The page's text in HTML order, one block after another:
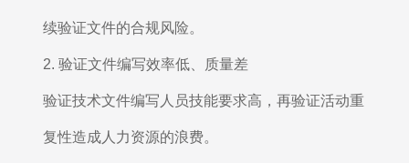
续验证文件的合规风险。
2. 验证文件编写效率低、质量差
验证技术文件编写人员技能要求高，再验证活动重
复性造成人力资源的浪费。